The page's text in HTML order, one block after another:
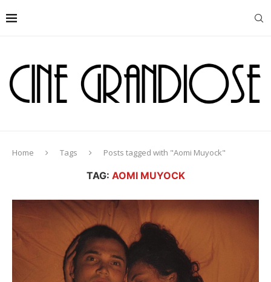
Home Tags Posts tagged with "Aomi Muyock"
TAG: AOMI MUYOCK